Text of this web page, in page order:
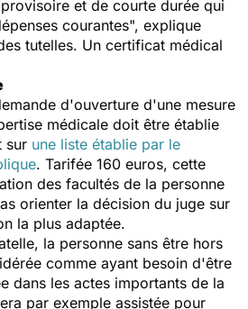
et de courte durée qui
courantes", explique
tutelles. Un certificat médical
d'ouverture d'une mesure
médicale doit être établie
sur une liste établie par le
. Tarifée 160 euros, cette
des facultés de la personne
orienter la décision du juge sur
la plus adaptée.
la personne sans être hors
comme ayant besoin d'être
dans les actes importants de la
par exemple assistée pour